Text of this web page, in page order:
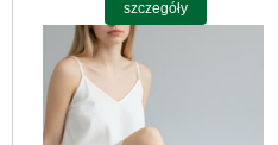
szczegóły